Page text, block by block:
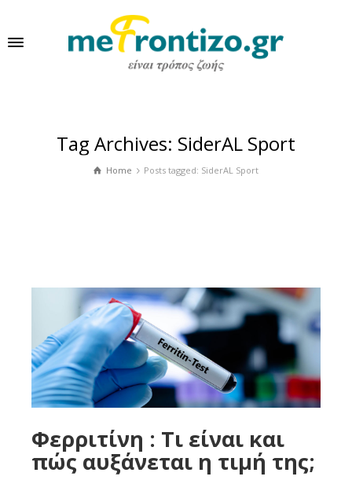
Tag Archives: SiderAL Sport
Home Posts tagged: SiderAL Sport
Φερριτίνη : Τι είναι και
πώς αυξάνεται η τιμή της;